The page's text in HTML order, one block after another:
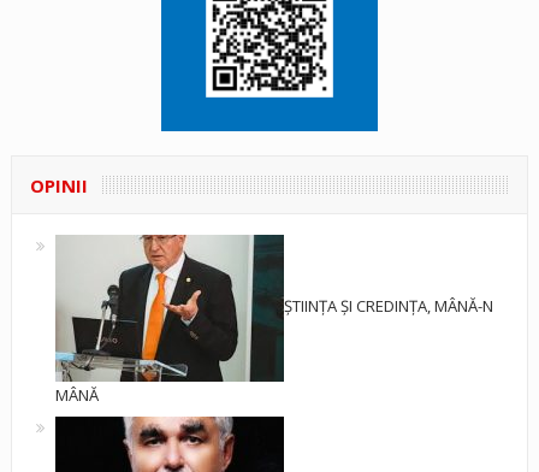
OPINII
ȘTIINȚA ȘI CREDINȚA, MÂNĂ-N
MÂNĂ